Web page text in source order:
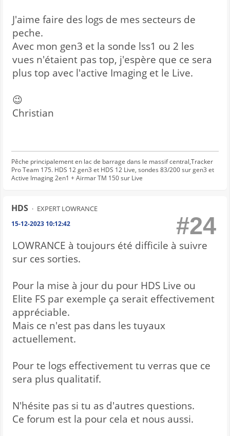
J'aime faire des logs de mes secteurs de
peche.
Avec mon gen3 et la sonde lss1 ou 2 les
vues n'étaient pas top, j'espère que ce sera
plus top avec l'active Imaging et le Live.
😉
Christian
Pêche principalement en lac de barrage dans le massif central,Tracker
Pro Team 175. HDS 12 gen3 et HDS 12 Live, sondes 83/200 sur gen3 et
Active Imaging 2en1 + Airmar TM 150 sur Live
HDS EXPERT LOWRANCE
15-12-2023 10:12:42 #24
LOWRANCE à toujours été difficile à suivre
sur ces sorties.
Pour la mise à jour du pour HDS Live ou
Elite FS par exemple ça serait effectivement
appréciable.
Mais ce n'est pas dans les tuyaux
actuellement.
Pour te logs effectivement tu verras que ce
sera plus qualitatif.
N'hésite pas si tu as d'autres questions.
Ce forum est la pour cela et nous aussi.